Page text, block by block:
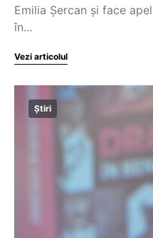
Emilia Șercan și face
în…
Vezi articolul
Știri